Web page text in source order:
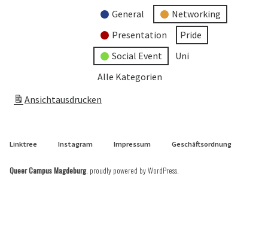
General
Networking
Presentation
Pride
Social Event
Uni
Alle Kategorien
Ansichtausdrucken
Linktree Instagram Impressum Geschäftsordnung
Queer Campus Magdeburg, proudly powered by WordPress.